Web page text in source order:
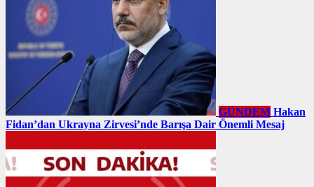
GÜNDEM Hakan
Fidan’dan Ukrayna Zirvesi’nde Barışa Dair Önemli Mesaj